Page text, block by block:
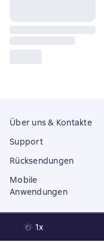
1x
Über uns & Kontakte
Support
Rücksendungen
Mobile
Anwendungen